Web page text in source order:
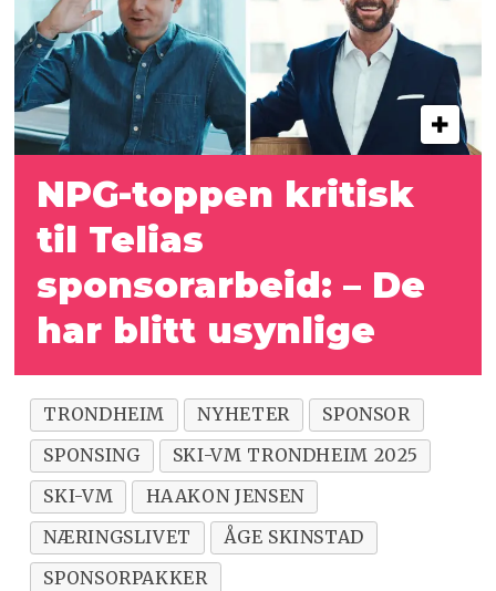
NPG-toppen kritisk
til Telias
sponsorarbeid: – De
har blitt usynlige
TRONDHEIM NYHETER
SPONSOR
SPONSING
SKI-VM TRONDHEIM 2025
SKI-VM
HAAKON JENSEN
NÆRINGSLIVET
ÅGE SKINSTAD
SPONSORPAKKER